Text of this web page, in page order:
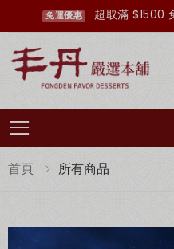
免運優惠 超取滿 $1500
Toggle
首頁 所有商品